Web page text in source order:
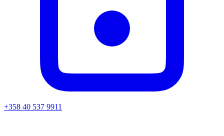
+358 40 537 9911